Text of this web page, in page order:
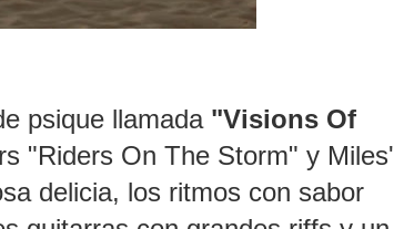
psique llamada "Visions Of
"Riders On The Storm" y Miles'
delicia, los ritmos con sabor